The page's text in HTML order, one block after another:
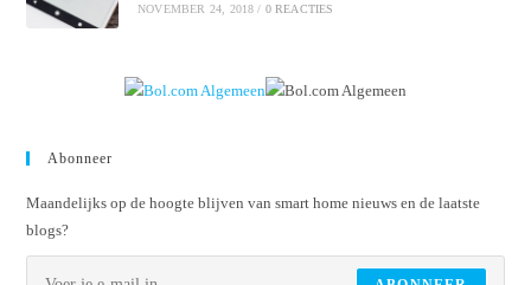
NOVEMBER 24, 2018 / 0 REACTIES
Abonneer
Maandelijks op de hoogte blijven van smart home nieuws en de laatste
blogs?